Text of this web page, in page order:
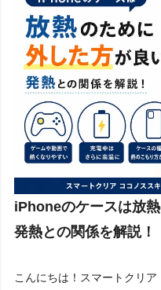
iPhoneのケースは放
発熱との関係を解説！
こんにちは！スマートクリ